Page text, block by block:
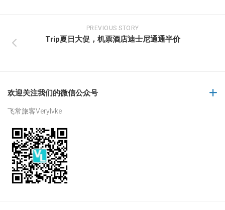
PREVIOUS STORY
Trip夏日大促，机票酒店迪士尼通通半价
欢迎关注我们的微信公众号
飞常旅客Verylvke